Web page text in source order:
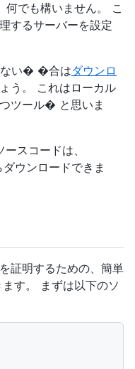
でも構いません。 こ
するサーバーを設定
ない� �合はダウンロ
う。 これはローカル
ツール� と思いま
スコードは、
ダウンロードできま
証明するための、簡単
す。 まずは以下のソ